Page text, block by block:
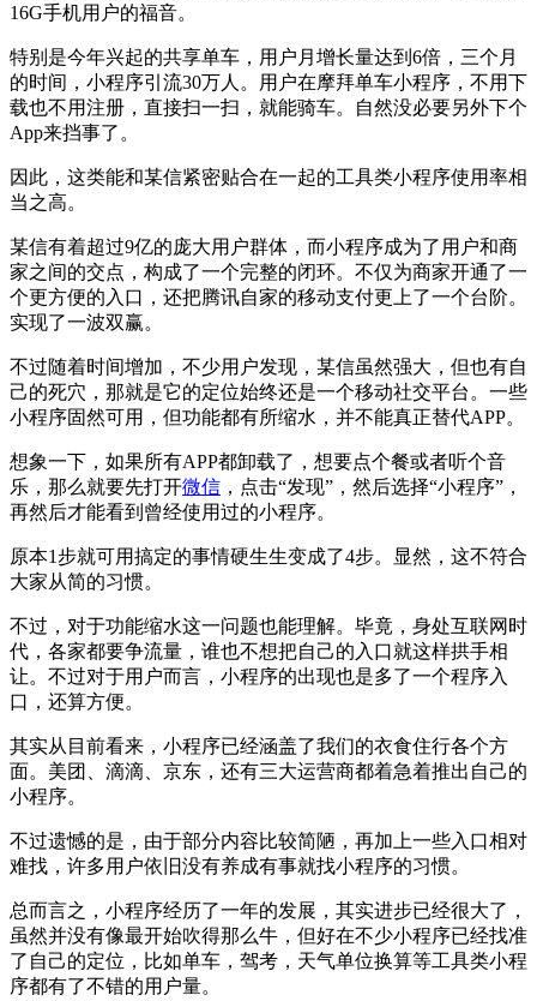
16G手机用户的福音。
特别是今年兴起的共享单车，用户月增长量达到6倍，三个月
的时间，小程序引流30万人。用户在摩拜单车小程序，不用下
载也不用注册，直接扫一扫，就能骑车。自然没必要另外下个
App来挡事了。
因此，这类能和某信紧密贴合在一起的工具类小程序使用率相
当之高。
某信有着超过9亿的庞大用户群体，而小程序成为了用户和商
家之间的交点，构成了一个完整的闭环。不仅为商家开通了一
个更方便的入口，还把腾讯自家的移动支付更上了一个台阶。
实现了一波双赢。
不过随着时间增加，不少用户发现，某信虽然强大，但也有自
己的死穴，那就是它的定位始终还是一个移动社交平台。一些
小程序固然可用，但功能都有所缩水，并不能真正替代APP。
想象一下，如果所有APP都卸载了，想要点个餐或者听个音
乐，那么就要先打开微信 ，点击“发现”，然后选择“小程序”，
再然后才能看到曾经使用过的小程序。
原本1步就可用搞定的事情硬生生变成了4步。显然，这不符合
大家从简的习惯。
不过，对于功能缩水这一问题也能理解。毕竟，身处互联网时
代，各家都要争流量，谁也不想把自己的入口就这样拱手相
让。不过对于用户而言，小程序的出现也是多了一个程序入
口，还算方便。
其实从目前看来，小程序已经涵盖了我们的衣食住行各个方
面。美团、滴滴、京东，还有三大运营商都着急着推出自己的
小程序。
不过遗憾的是，由于部分内容比较简陋，再加上一些入口相对
难找，许多用户依旧没有养成有事就找小程序的习惯。
总而言之，小程序经历了一年的发展，其实进步已经很大了，
虽然并没有像最开始吹得那么牛，但好在不少小程序已经找准
了自己的定位，比如单车，驾考，天气单位换算等工具类小程
序都有了不错的用户量。